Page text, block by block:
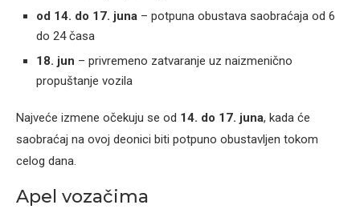
od 14. do 17. juna – potpuna obustava saobraćaja od 6
do 24 časa
18. jun – privremeno zatvaranje uz naizmenično
propuštanje vozila
Najveće izmene očekuju se od 14. do 17. juna, kada će
saobraćaj na ovoj deonici biti potpuno obustavljen tokom
celog dana.
Apel vozačima